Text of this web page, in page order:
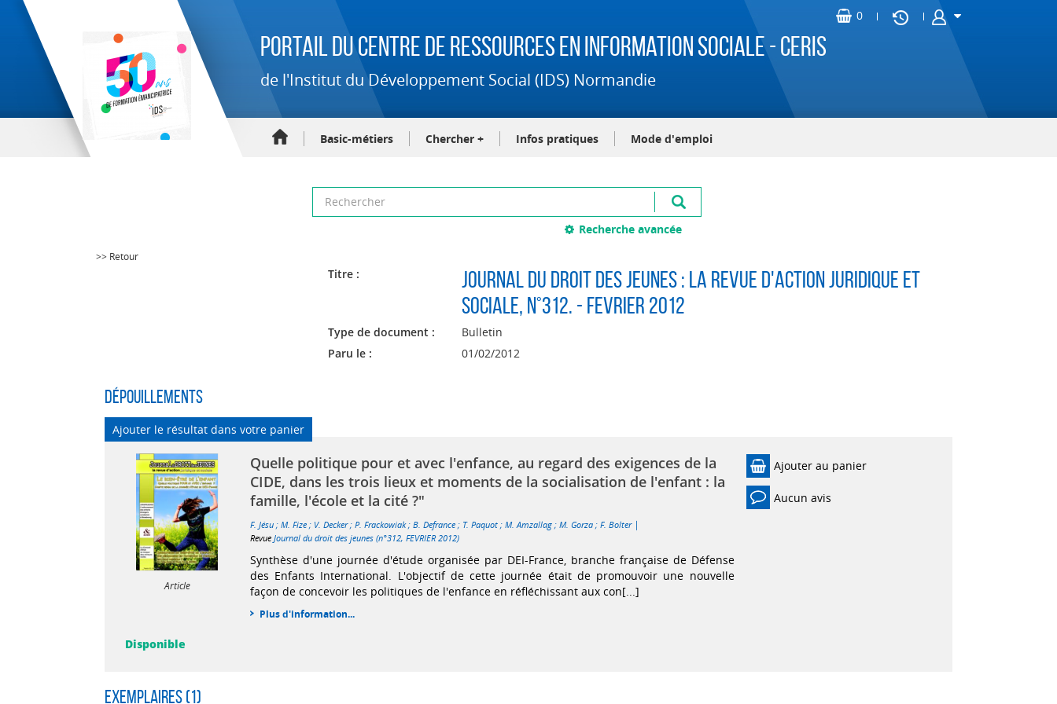
Portail du Centre de Ressources en Information Sociale - CERIS
de l'Institut du Développement Social (IDS) Normandie
Basic-métiers Chercher + Infos pratiques Mode d'emploi
Recherche avancée
>> Retour
Titre :
Journal du droit des jeunes : La revue d'action juridique et
sociale, n°312. - FEVRIER 2012
Type de document :
Bulletin
Paru le :
01/02/2012
Dépouillements
Ajouter le résultat dans votre panier
Article
Quelle politique pour et avec l'enfance, au regard des exigences de la
CIDE, dans les trois lieux et moments de la socialisation de l'enfant : la
famille, l'école et la cité ?"
F. Jésu ;M. Fize ; V. Decker;P. Frackowiak;B. Defrance ; T. Paquot ;M. Amzallag ;M. Gorza ;F. Bolter |
RevueJournal du droit des jeunes (n°312, FEVRIER 2012)
Synthèse d'une journée d'étude organisée par DEI-France, branche française de Défense
des Enfants International. L'objectif de cette journée était de promouvoir une nouvelle
façon de concevoir les politiques de l'enfance en réfléchissant aux con[...]
Plus d'information...
Ajouter au panier
Aucun avis
Disponible
Exemplaires (1)